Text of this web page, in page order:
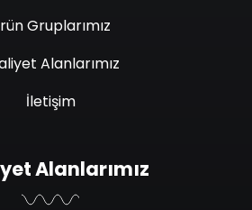
Gruplarımız
Alanlarımız
İletişim
Alanlarımız